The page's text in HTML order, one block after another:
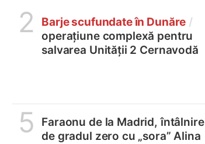
2 Barje scufundate în Dunăre /
operațiune complexă pentru
salvarea Unității 2 Cernavodă
5
Faraonu de la Madrid, întâlnire
de gradul zero cu „sora” Alina